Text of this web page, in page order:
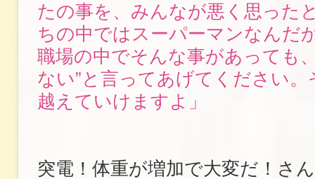
たの事を、みんなが悪く思った
ちの中ではスーパーマンなんだ
職場の中でそんな事があっても
ない”と言ってあげてください
越えていけますよ」
突電！体重が増加で大変だ！さん